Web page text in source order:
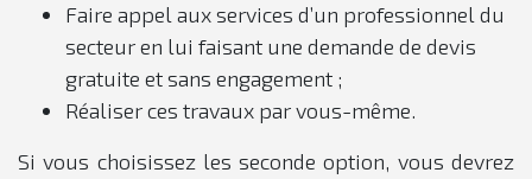
Faire appel aux services d’un professionnel du
secteur en lui faisant une demande de devis
gratuite et sans engagement ;
Réaliser ces travaux par vous-même.
Si vous choisissez les seconde option, vous devrez